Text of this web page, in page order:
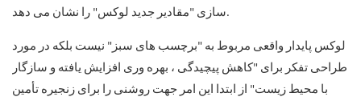
سازی "مقادیر جدید لوکس" را نشان می دهد.
لوکس پایدار واقعی مربوط به "برچسب های سبز" نیست بلکه در مورد
طراحی تفکر برای "کاهش پیچیدگی ، بهره وری افزایش یافته و سازگار
با محیط زیست" از ابتدا این امر جهت روشنی را برای زنجیره تأمین